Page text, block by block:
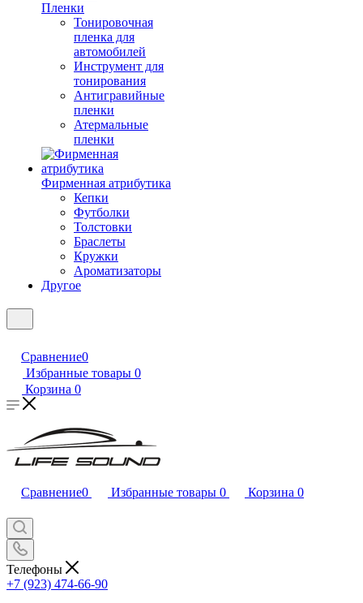
Пленки
Тонировочная
пленка для
автомобилей
Инструмент для
тонирования
Антигравийные
пленки
Атермальные
пленки
Фирменная атрибутика
Кепки
Футболки
Толстовки
Браслеты
Кружки
Ароматизаторы
Другое
Сравнение0
Избранные товары 0
Корзина 0
Сравнение0 Избранные товары 0 Корзина 0
Телефоны
+7 (923) 474-66-90